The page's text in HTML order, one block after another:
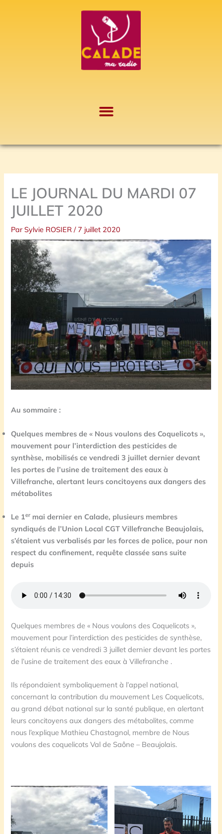
LE JOURNAL DU MARDI 07
JUILLET 2020
ParSylvie ROSIER/ 7 juillet 2020
Au sommaire :
Quelques membres de « Nous voulons des Coquelicots »,
mouvement pour l’interdiction des pesticides de
synthèse, mobilisés ce vendredi 3 juillet dernier devant
les portes de l’usine de traitement des eaux à
Villefranche, alertant leurs concitoyens aux dangers des
métabolites
Le 1er mai dernier en Calade, plusieurs membres
syndiqués de l’Union Local CGT Villefranche Beaujolais,
s’étaient vus verbalisés par les forces de police, pour non
respect du confinement, requête classée sans suite
depuis
Quelques membres de « Nous voulons des Coquelicots »,
mouvement pour l’interdiction des pesticides de synthèse,
s’étaient réunis ce vendredi 3 juillet dernier devant les portes
de l’usine de traitement des eaux à Villefranche .
Ils répondaient symboliquement à l’appel national,
concernant la contribution du mouvement Les Coquelicots,
au grand débat national sur la santé publique, en alertant
leurs concitoyens aux dangers des métabolites, comme
nous l’explique Mathieu Chastagnol, membre de Nous
voulons des coquelicots Val de Saône – Beaujolais.